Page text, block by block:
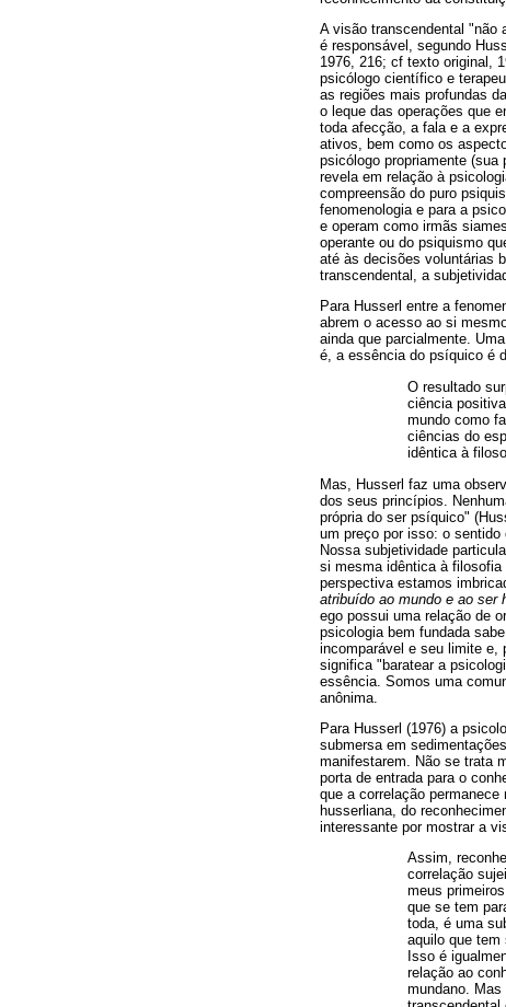
A visão transcendental "não
é responsável, segundo
1976, 216; cf texto original,
psicólogo científico e
as regiões mais profundas
o leque das operações que
toda afecção, a fala e a
ativos, bem como os
psicólogo propriamente (sua
revela em relação à
compreensão do puro
fenomenologia e para a
e operam como irmãs
operante ou do psiquismo
até às decisões voluntárias
transcendental, a
Para Husserl entre a
abrem o acesso ao si
ainda que parcialmente.
é, a essência do psíquico é
O resultado
ciência
mundo como
ciências do
idêntica à
Mas, Husserl faz uma
dos seus princípios.
própria do ser psíquico"
um preço por isso: o sentido
Nossa subjetividade
si mesma idêntica à filosofia
perspectiva estamos
atribuído ao mundo e ao ser
ego possui uma relação de
psicologia bem fundada
incomparável e seu limite e,
significa "baratear a
essência. Somos uma
anônima.
Para Husserl (1976) a
submersa em
manifestarem. Não se trata
porta de entrada para o
que a correlação
husserliana, do
interessante por mostrar a
Assim,
correlação
meus
que se tem
toda, é uma
aquilo que tem
Isso é
relação ao
mundano.